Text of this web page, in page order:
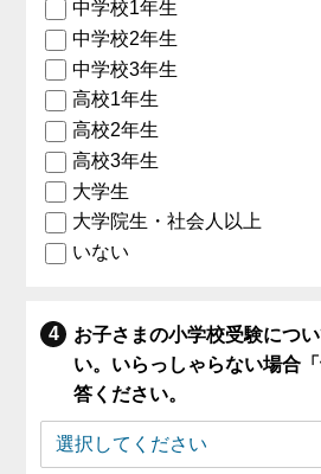
中学校1年生
中学校2年生
中学校3年生
高校1年生
高校2年生
高校3年生
大学生
大学院生・社会人以上
いない
お子さまの小学校受験につ
い。いらっしゃらない場合
答ください。